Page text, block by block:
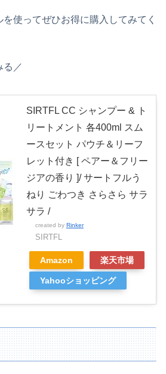
使ってぜひお得に購入してみてく
る／
SIRTFL CC シャンプー & ト
リートメント 各400ml スム
ースセット パウチ＆リーフ
レット付き [ ペアー＆フリー
ジアの香り ]/ サートフルう
ねり ごわつき さらさら サラ
サラ /
created by Rinker
SIRTFL
Amazon 楽天市場
Yahooショッピング